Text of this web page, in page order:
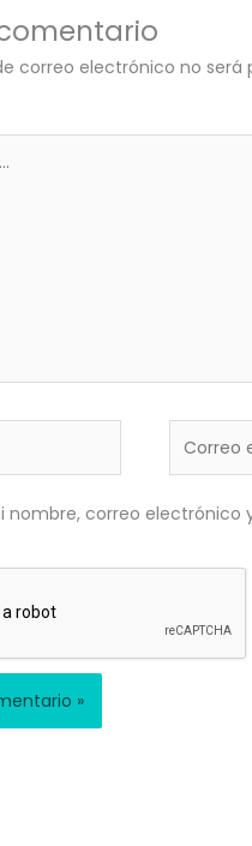
correo electrónico no será
nombre, correo electrónico